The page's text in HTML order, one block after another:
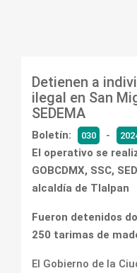
Detienen a
ilegal en San
SEDEMA
Boletín: 030 -
El operativo se
GOBCDMX, SSC,
alcaldía de Tlalpan
Fueron detenidos
250 tarimas de
El Gobierno de la